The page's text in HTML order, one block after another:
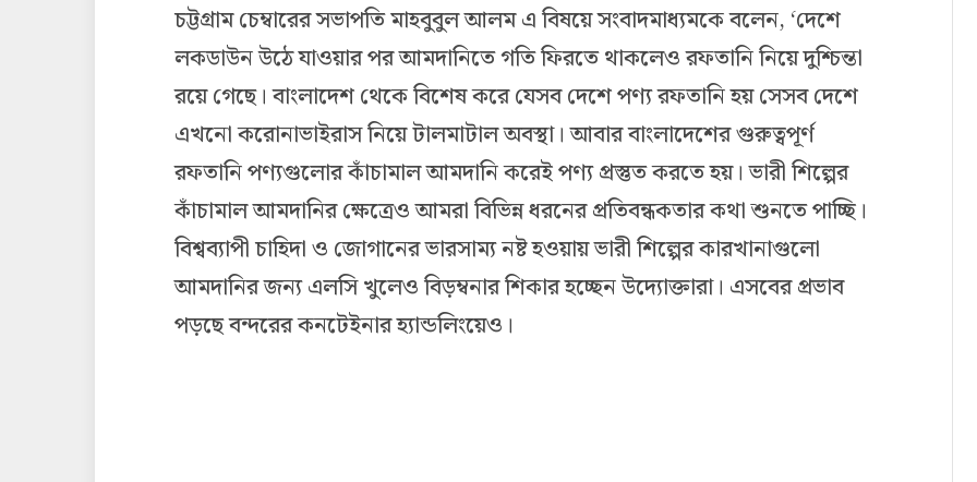
চট্টগ্রাম চেম্বারের সভাপতি মাহবুবুল আলম এ বিষয়ে সংবাদমাধ্যমকে বলেন, ‘দেশে
লকডাউন উঠে যাওয়ার পর আমদানিতে গতি ফিরতে থাকলেও রফতানি নিয়ে দুশ্চিন্তা
রয়ে গেছে। বাংলাদেশ থেকে বিশেষ করে যেসব দেশে পণ্য রফতানি হয় সেসব দেশে
এখনো করোনাভাইরাস নিয়ে টালমাটাল অবস্থা। আবার বাংলাদেশের গুরুত্বপূর্ণ
রফতানি পণ্যগুলোর কাঁচামাল আমদানি করেই পণ্য প্রস্তুত করতে হয়। ভারী শিল্পের
কাঁচামাল আমদানির ক্ষেত্রেও আমরা বিভিন্ন ধরনের প্রতিবন্ধকতার কথা শুনতে পাচ্ছি।
বিশ্বব্যাপী চাহিদা ও জোগানের ভারসাম্য নষ্ট হওয়ায় ভারী শিল্পের কারখানাগুলো
আমদানির জন্য এলসি খুলেও বিড়ম্বনার শিকার হচ্ছেন উদ্যোক্তারা। এসবের প্রভাব
পড়ছে বন্দরের কনটেইনার হ্যান্ডলিংয়েও।